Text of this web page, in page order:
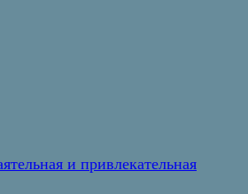
и привлекательная